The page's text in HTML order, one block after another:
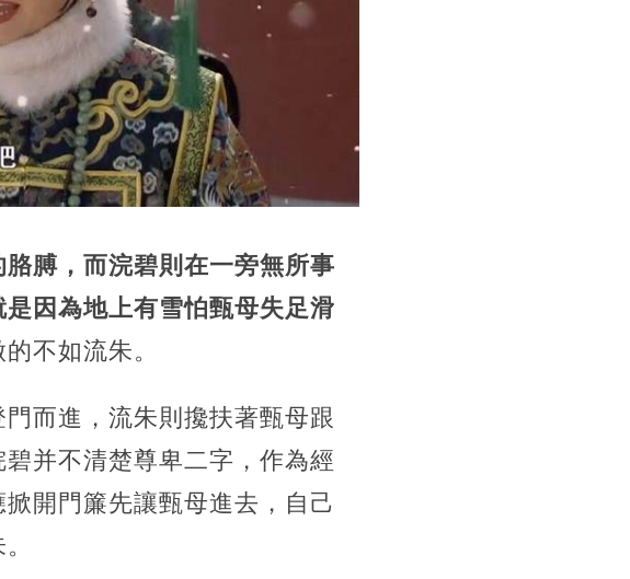
膊，而浣碧則在一旁無所事
是因為地上有雪怕甄母失足滑
不如流朱。
而進，流朱則攙扶著甄母跟
并不清楚尊卑二字，作為經
開門簾先讓甄母進去，自己